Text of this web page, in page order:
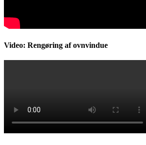
Video: Rengøring af ovnvindue